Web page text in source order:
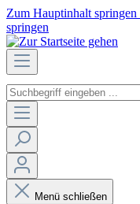
Zum Hauptinhalt springen
springen
Menü schließen